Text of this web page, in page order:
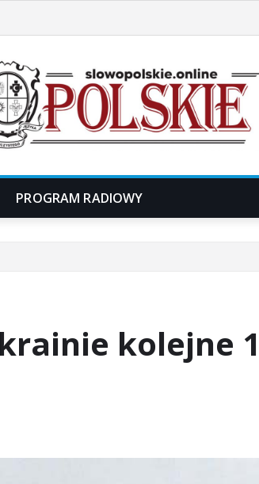
PROGRAM RADIOWY
kolejne